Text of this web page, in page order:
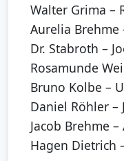
Walter Grima –
Aurelia Brehme
Dr. Stabroth –
Rosamunde
Bruno Kolbe –
Daniel Röhler –
Jacob Brehme
Hagen Dietrich